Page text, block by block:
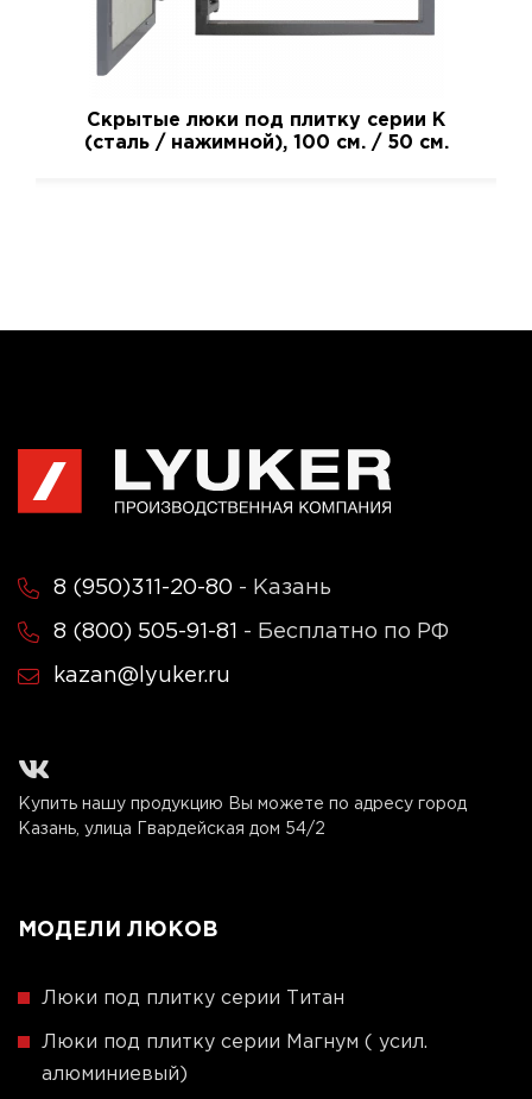
Скрытые люки под плитку серии K
(сталь / нажимной), 100 см. / 50 см.
8 (950)311-20-80 - Казань
8 (800) 505-91-81 - Бесплатно по РФ
kazan@lyuker.ru
Купить нашу продукцию Вы можете по адресу город
Казань, улица Гвардейская дом 54/2
МОДЕЛИ ЛЮКОВ
Люки под плитку серии Титан
Люки под плитку серии Магнум ( усил.
алюминиевый)